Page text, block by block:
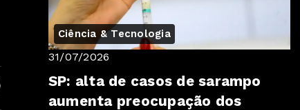
Ciência & Tecnologia
31/07/2026
SP: alta de casos de sarampo
aumenta preocupação dos